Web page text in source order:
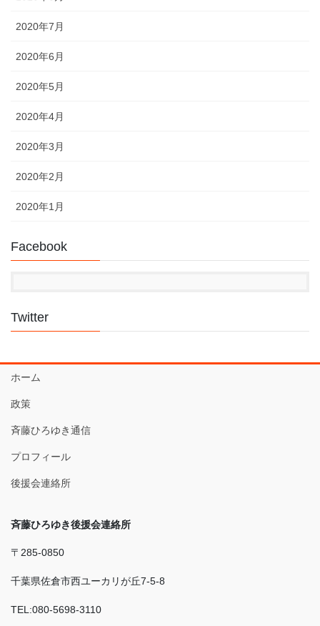
2020年7月
2020年6月
2020年5月
2020年4月
2020年3月
2020年2月
2020年1月
Facebook
Twitter
ホーム
政策
斉藤ひろゆき通信
プロフィール
後援会連絡所
斉藤ひろゆき後援会連絡所
〒285-0850
千葉県佐倉市西ユーカリが丘7-5-8
TEL:080-5698-3110